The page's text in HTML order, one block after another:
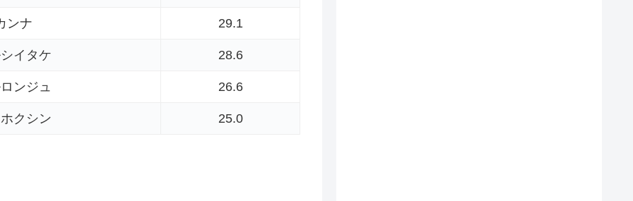
ンナ 29.1
イタケ 28.6
ンジュ 26.6
クシン 25.0